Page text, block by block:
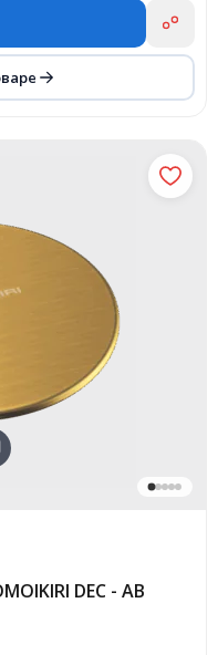
DEC - AB